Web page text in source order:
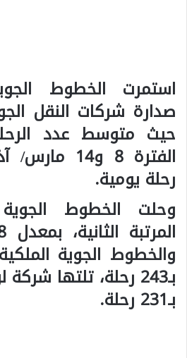
استمرت الخطوط
صدارة شركات النقل
حيث متوسط عدد
رحلة يومية.
وحلت الخطوط
والخطوط الجوية
بـ243 رحلة، تلتها
بـ231 رحلة.